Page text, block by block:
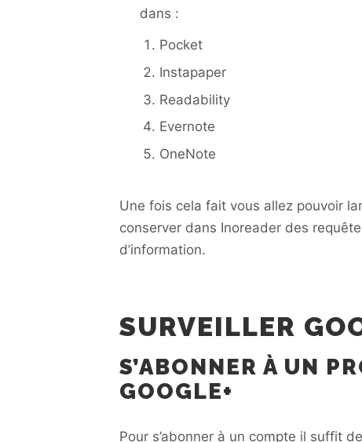
dans :
Pocket
Instapaper
Readability
Evernote
OneNote
Une fois cela fait vous allez pouvoir
conserver dans Inoreader des
d’information.
SURVEILLER
S’ABONNER À UN
GOOGLE+
Pour s’abonner à un compte il suffit